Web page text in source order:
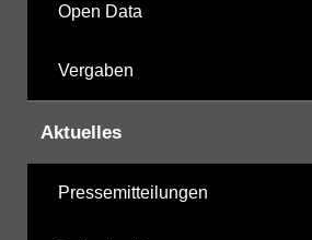
Open Data
Vergaben
Aktuelles
Pressemitteilungen